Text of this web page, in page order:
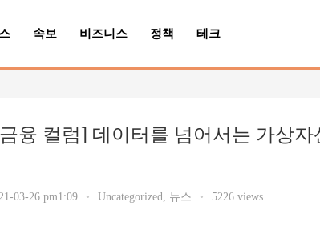
속보 비즈니스 정책 테크
융 컬럼] 데이터를 넘어서는 가상
03-26 pm1:09 • Uncategorized, 뉴스 • 5226 views